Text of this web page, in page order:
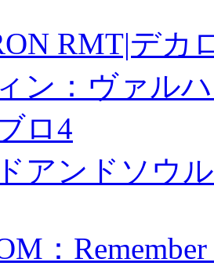
RMT|デカ
ン：ヴァル
ロ4
アンドソウ
：